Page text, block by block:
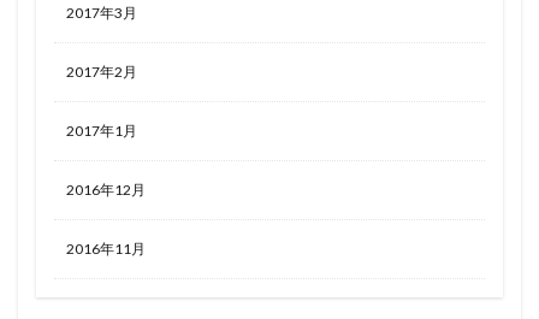
2017年3月
2017年2月
2017年1月
2016年12月
2016年11月